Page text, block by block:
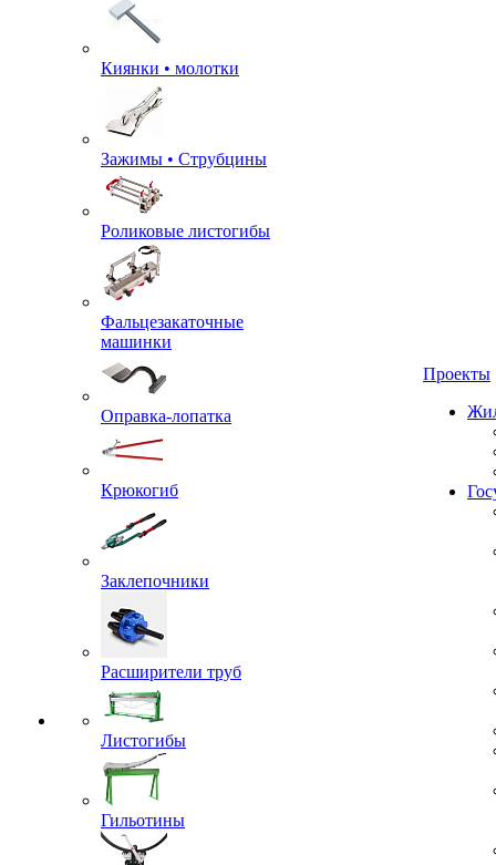
Киянки • молотки
Зажимы • Струбцины
Роликовые листогибы
Фальцезакаточные
машинки
Оправка-лопатка
Крюкогиб
Заклепочники
Расширители труб
Листогибы
Гильотины
Проекты